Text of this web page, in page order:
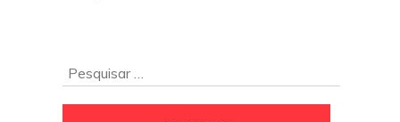
Pesquisar